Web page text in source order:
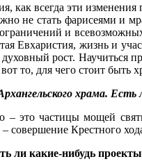
как всегда эти
не стать фарисеями и
и
Евхаристия, жизнь и
рост. Научиться
то, для чего стоит быть
храма. Есть
– это частицы мощей
совершение Крестного
ли какие-нибудь